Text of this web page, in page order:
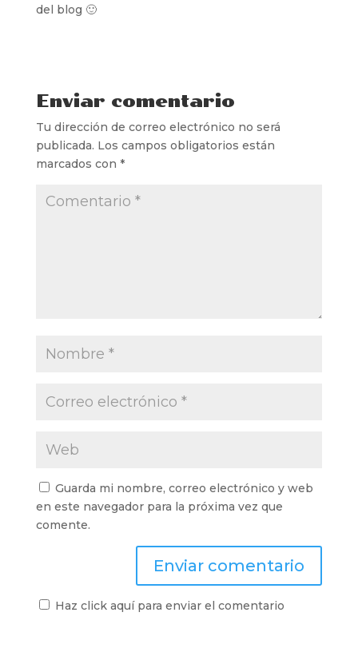
del blog 🙂
Enviar comentario
Tu dirección de correo electrónico no será
publicada. Los campos obligatorios están
marcados con *
Guarda mi nombre, correo electrónico y web
en este navegador para la próxima vez que
comente.
Haz click aquí para enviar el comentario